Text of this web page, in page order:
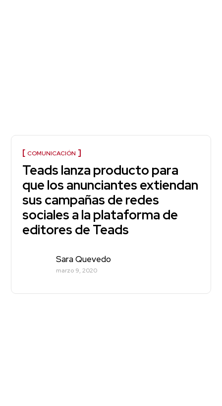
COMUNICACIÓN
Teads lanza producto para
que los anunciantes extiendan
sus campañas de redes
sociales a la plataforma de
editores de Teads
Sara Quevedo
marzo 9, 2020